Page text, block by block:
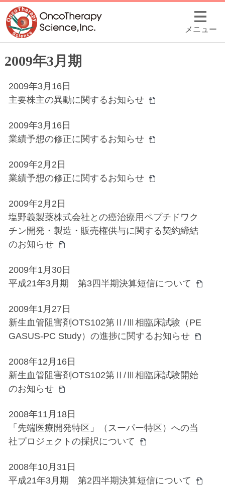
メニュー
2009年3月期
2009年3月16日
主要株主の異動に関するお知らせ
2009年3月16日
業績予想の修正に関するお知らせ
2009年2月2日
業績予想の修正に関するお知らせ
2009年2月2日
塩野義製薬株式会社との癌治療用ペプチドワク
チン開発・製造・販売権供与に関する契約締結
のお知らせ
2009年1月30日
平成21年3月期 第3四半期決算短信について
2009年1月27日
新生血管阻害剤OTS102第Ⅱ/Ⅲ相臨床試験（PE
GASUS-PC Study）の進捗に関するお知らせ
2008年12月16日
新生血管阻害剤OTS102第Ⅱ/Ⅲ相臨床試験開始
のお知らせ
2008年11月18日
「先端医療開発特区」（スーパー特区）への当
社プロジェクトの採択について
2008年10月31日
平成21年3月期 第2四半期決算短信について